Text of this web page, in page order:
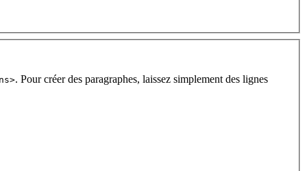
. Pour créer des paragraphes, laissez simplement des lignes